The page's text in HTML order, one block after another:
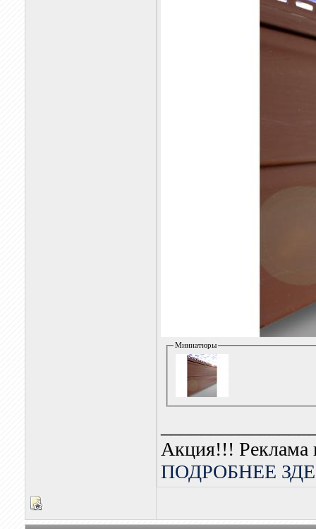
Миниатюры
Акция!!! Реклама
ПОДРОБНЕЕ